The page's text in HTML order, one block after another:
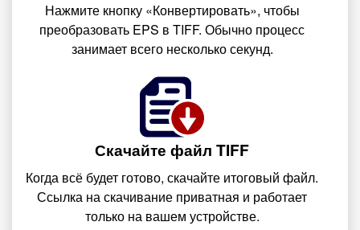
Нажмите кнопку «Конвертировать», чтобы
преобразовать EPS в TIFF. Обычно процесс
занимает всего несколько секунд.
Скачайте файл TIFF
Когда всё будет готово, скачайте итоговый файл.
Ссылка на скачивание приватная и работает
только на вашем устройстве.